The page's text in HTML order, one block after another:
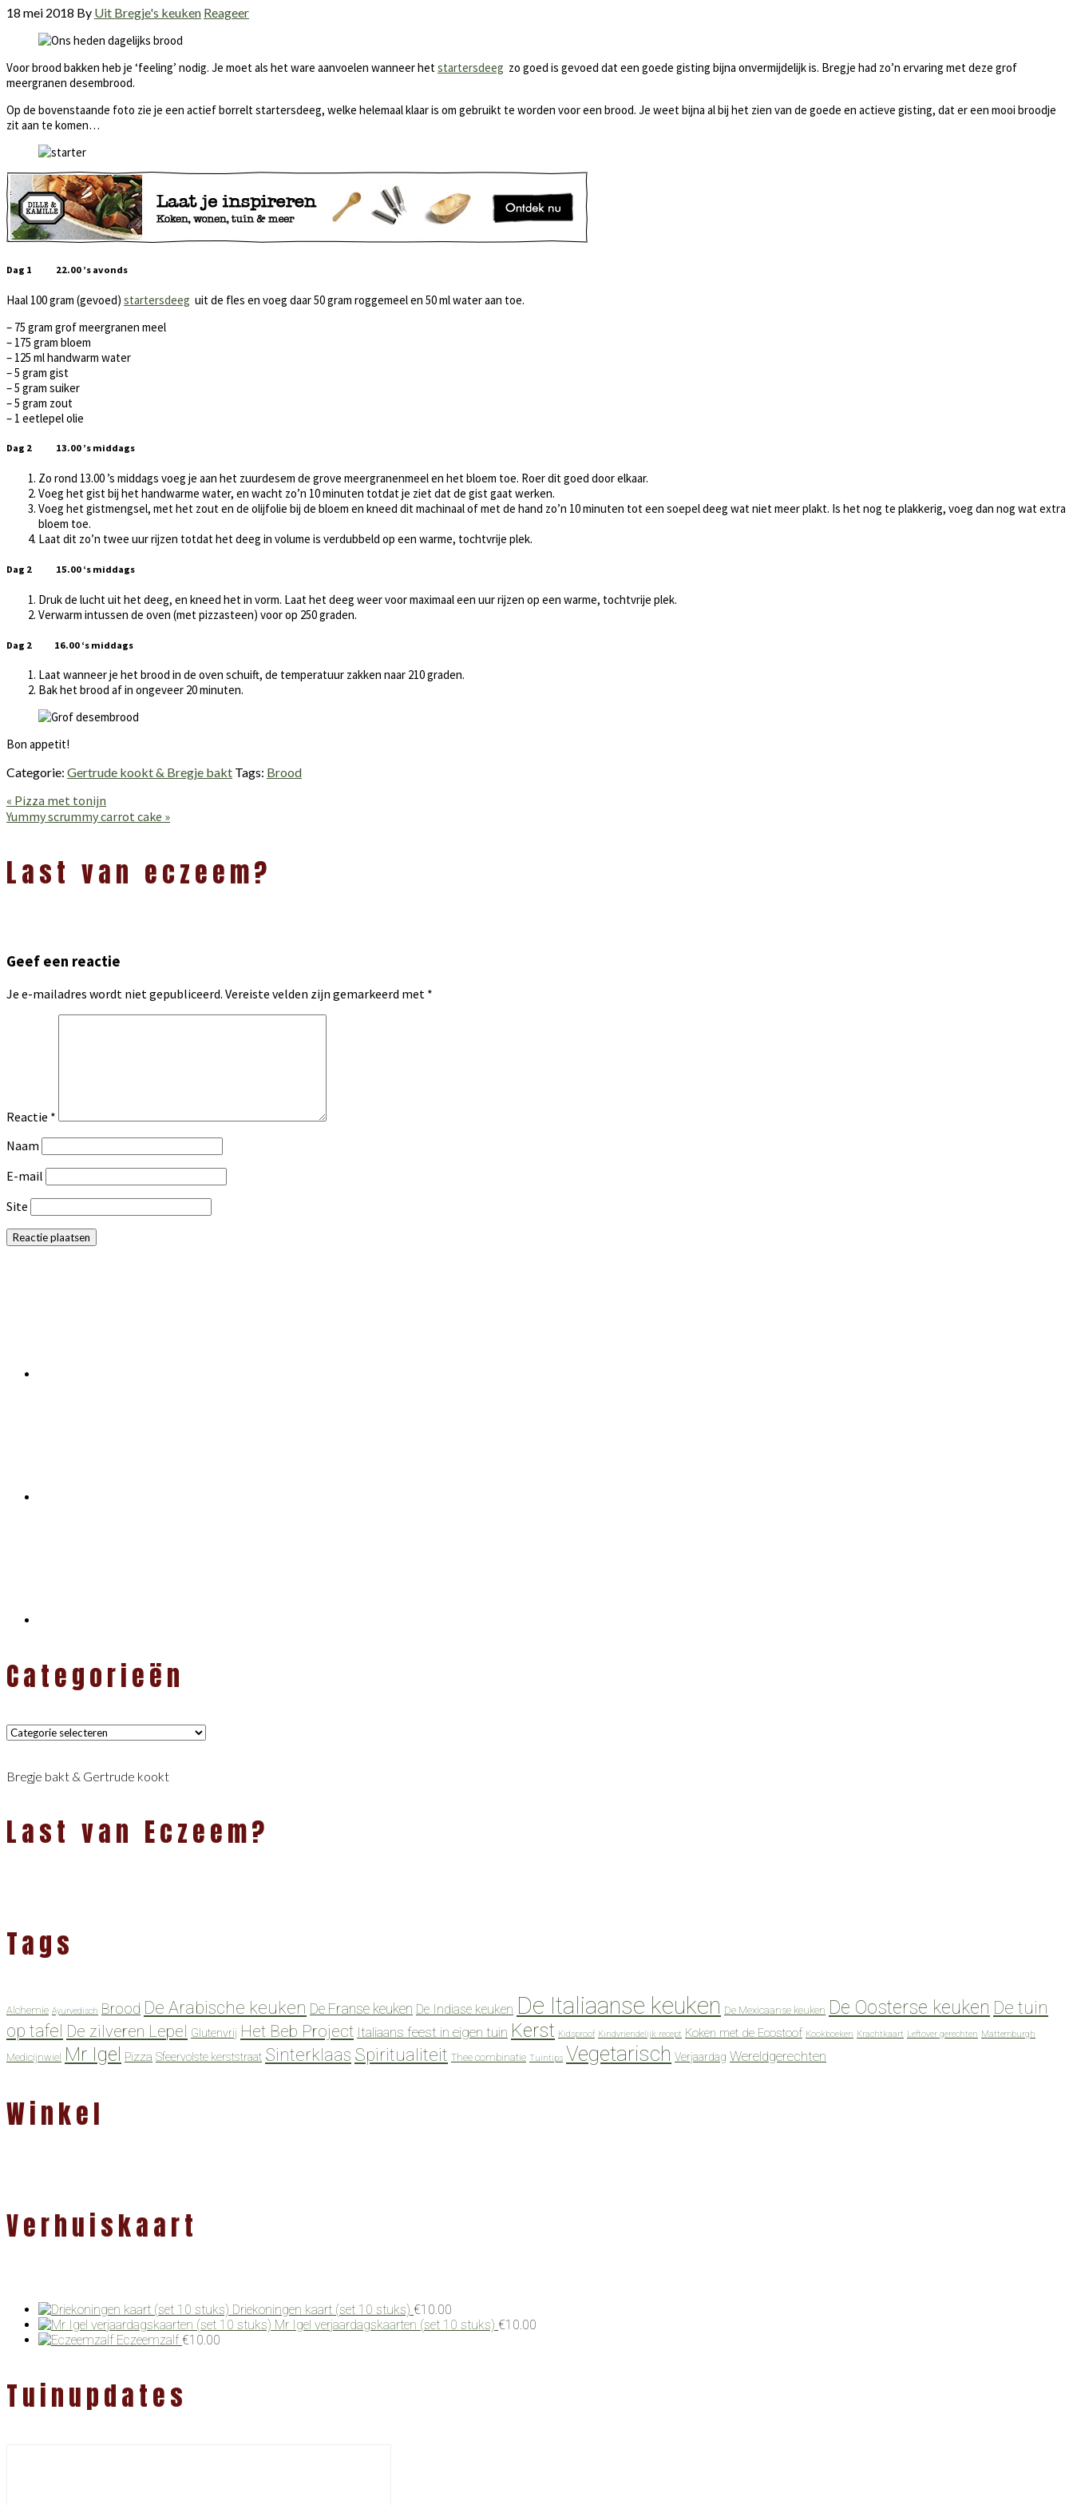
18 mei 2018 By Uit Bregje's keuken Reageer
Voor brood bakken heb je ‘feeling’ nodig. Je moet als het ware aanvoelen wanneer hetstartersdeeg zo goed is gevoed dat een goede gisting bijna onvermijdelijk is. Bregje had zo’n ervaring met deze grof
meergranen desembrood.
Op de bovenstaande foto zie je een actief borrelt startersdeeg, welke helemaal klaar is om gebruikt te worden voor een brood. Je weet bijna al bij het zien van de goede en actieve gisting, dat er een mooi broodje
zit aan te komen…
Dag 1 22.00 ’s avonds
Haal 100 gram (gevoed) startersdeeg uit de fles en voeg daar 50 gram roggemeel en 50 ml water aan toe.
– 75 gram grof meergranen meel
– 175 gram bloem
– 125 ml handwarm water
– 5 gram gist
– 5 gram suiker
– 5 gram zout
– 1 eetlepel olie
Dag 2 13.00 ’s middags
Zo rond 13.00 ’s middags voeg je aan het zuurdesem de grove meergranenmeel en het bloem toe. Roer dit goed door elkaar.
Voeg het gist bij het handwarme water, en wacht zo’n 10 minuten totdat je ziet dat de gist gaat werken.
Voeg het gistmengsel, met het zout en de olijfolie bij de bloem en kneed dit machinaal of met de hand zo’n 10 minuten tot een soepel deeg wat niet meer plakt. Is het nog te plakkerig, voeg dan nog wat extra
bloem toe.
Laat dit zo’n twee uur rijzen totdat het deeg in volume is verdubbeld op een warme, tochtvrije plek.
Dag 2 15.00 ‘s middags
Druk de lucht uit het deeg, en kneed het in vorm. Laat het deeg weer voor maximaal een uur rijzen op een warme, tochtvrije plek.
Verwarm intussen de oven (met pizzasteen) voor op 250 graden.
Dag 2 16.00 ‘s middags
Laat wanneer je het brood in de oven schuift, de temperatuur zakken naar 210 graden.
Bak het brood af in ongeveer 20 minuten.
Bon appetit!
Categorie: Gertrude kookt & Bregje bakt Tags: Brood
Vorig
bericht:
« Pizza met tonijn
Volgend
Yummy scrummy carrot cake »
Interacties
Last van eczeem?
Geef een reactie
Je e-mailadres wordt niet gepubliceerd. Vereiste velden zijn gemarkeerd met *
Reactie *
Naam
E-mail
Site
Categorieën
Categorieën
Bregje bakt & Gertrude kookt
Last van Eczeem?
Tags
Alchemie Ayurvedisch Brood De Arabische keuken De Franse keuken De Indiase keuken De Italiaanse keuken De Mexicaanse keuken De Oosterse keuken De tuin
op tafel De zilveren Lepel Glutenvrij Het Beb Project Italiaans feest in eigen tuin Kerst Kidsproof Kindvriendelijk recept Koken met de Ecostoof Kookboeken Krachtkaart Leftover gerechten Mattemburgh
Medicijnwiel Mr Igel Pizza Sfeervolste kerststraat Sinterklaas Spiritualiteit Thee combinatie Tuintips Vegetarisch Verjaardag Wereldgerechten
Winkel
Verhuiskaart
Driekoningen kaart (set 10 stuks) €10.00
Mr Igel verjaardagskaarten (set 10 stuks) €10.00
Eczeemzalf €10.00
Tuinupdates